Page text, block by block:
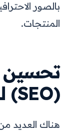
بالصور
المنتجات.
تحسين
(SEO) للمتاجر الإلكترونية
هناك العديد